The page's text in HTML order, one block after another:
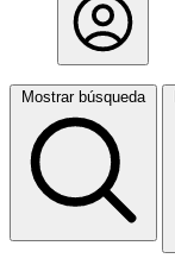
Mostrar búsqueda